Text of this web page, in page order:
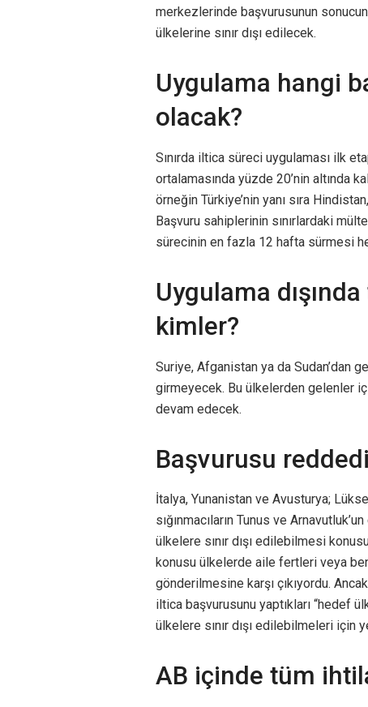
merkezlerinde başvurusunun
ülkelerine sınır dışı edilecek.
Uygulama hangi
olacak?
Sınırda iltica süreci uygulaması ilk
ortalamasında yüzde 20’nin altında
örneğin Türkiye’nin yanı sıra
Başvuru sahiplerinin sınırlardaki
sürecinin en fazla 12 hafta sürmesi
Uygulama
kimler?
Suriye, Afganistan ya da Sudan’dan
girmeyecek. Bu ülkelerden gelenler
devam edecek.
Başvurusu
İtalya, Yunanistan ve Avusturya;
sığınmacıların Tunus ve
ülkelere sınır dışı edilebilmesi
konusu ülkelerde aile fertleri veya
gönderilmesine karşı çıkıyordu.
iltica başvurusunu yaptıkları “hedef
ülkelere sınır dışı edilebilmeleri için
AB içinde tüm